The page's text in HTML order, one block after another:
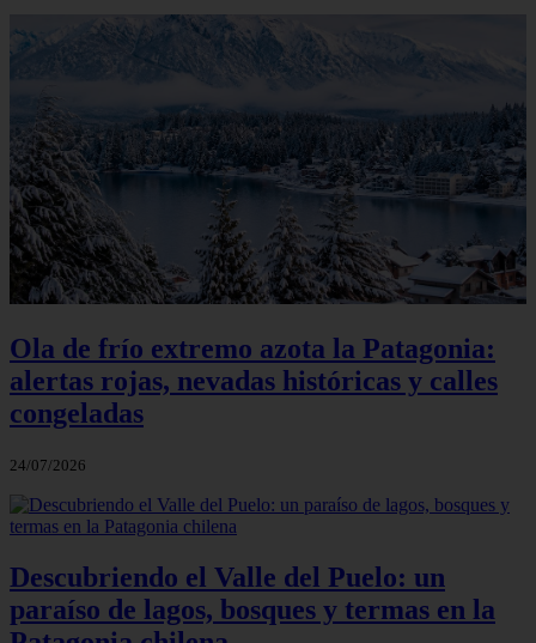
Ola de frío extremo azota la Patagonia:
alertas rojas, nevadas históricas y calles
congeladas
24/07/2026
Descubriendo el Valle del Puelo: un
paraíso de lagos, bosques y termas en la